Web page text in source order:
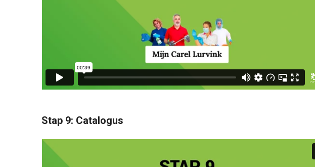
Stap 9: Catalogus